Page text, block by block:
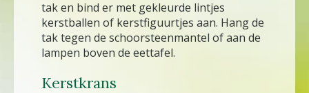
tak en bind er met gekleurde lintjes
kerstballen of kerstfiguurtjes aan. Hang de
tak tegen de schoorsteenmantel of aan de
lampen boven de eettafel.
Kerstkrans